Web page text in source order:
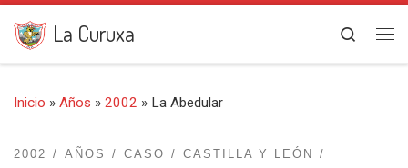
Saltar al contenido
La Curuxa
Search
Inicio » Años » 2002 » La Abedular
2002 AÑOS CASO
CASTILLA Y LEÓN